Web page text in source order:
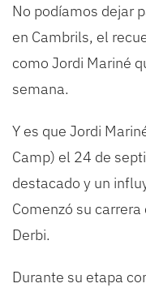
No podíamos dejar
en Cambrils, el
como Jordi Mariné
semana.
Y es que Jordi
Camp) el 24 de
destacado y un
Comenzó su
Derbi.
Durante su etapa